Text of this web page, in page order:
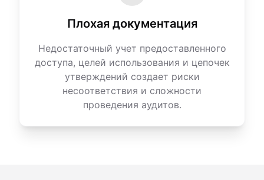
Плохая документация
Недостаточный учет предоставленного
доступа, целей использования и цепочек
утверждений создает риски
несоответствия и сложности
проведения аудитов.